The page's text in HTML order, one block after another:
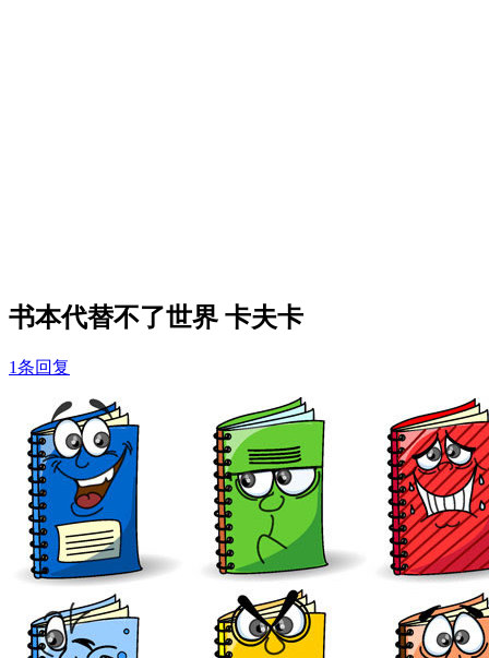
书本代替不了世界 卡夫卡
1条回复